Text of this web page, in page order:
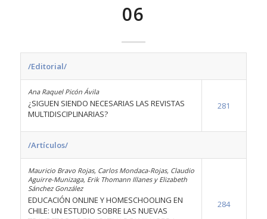
06
/Editorial/
Ana Raquel Picón Ávila
¿SIGUEN SIENDO NECESARIAS LAS REVISTAS
MULTIDISCIPLINARIAS?
281
/Artículos/
Mauricio Bravo Rojas, Carlos Mondaca-Rojas, Claudio
Aguirre-Munizaga, Erik Thomann Illanes y Elizabeth
Sánchez González
EDUCACIÓN ONLINE Y HOMESCHOOLING EN
CHILE: UN ESTUDIO SOBRE LAS NUEVAS
284